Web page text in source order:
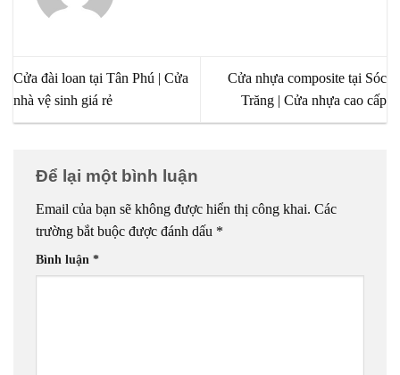
Cửa đài loan tại Tân Phú | Cửa
nhà vệ sinh giá rẻ
Cửa nhựa composite tại Sóc
Trăng | Cửa nhựa cao cấp
Để lại một bình luận
Email của bạn sẽ không được hiển thị công khai. Các
trường bắt buộc được đánh dấu *
Bình luận *